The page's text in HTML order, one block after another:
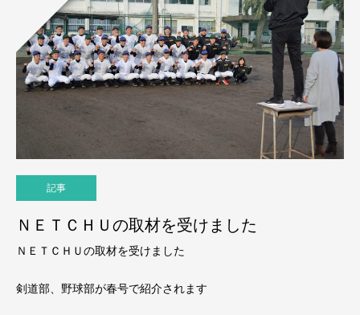
記事
ＮＥＴＣＨＵの取材を受けました
ＮＥＴＣＨＵの取材を受けました
剣道部、野球部が春号で紹介されます